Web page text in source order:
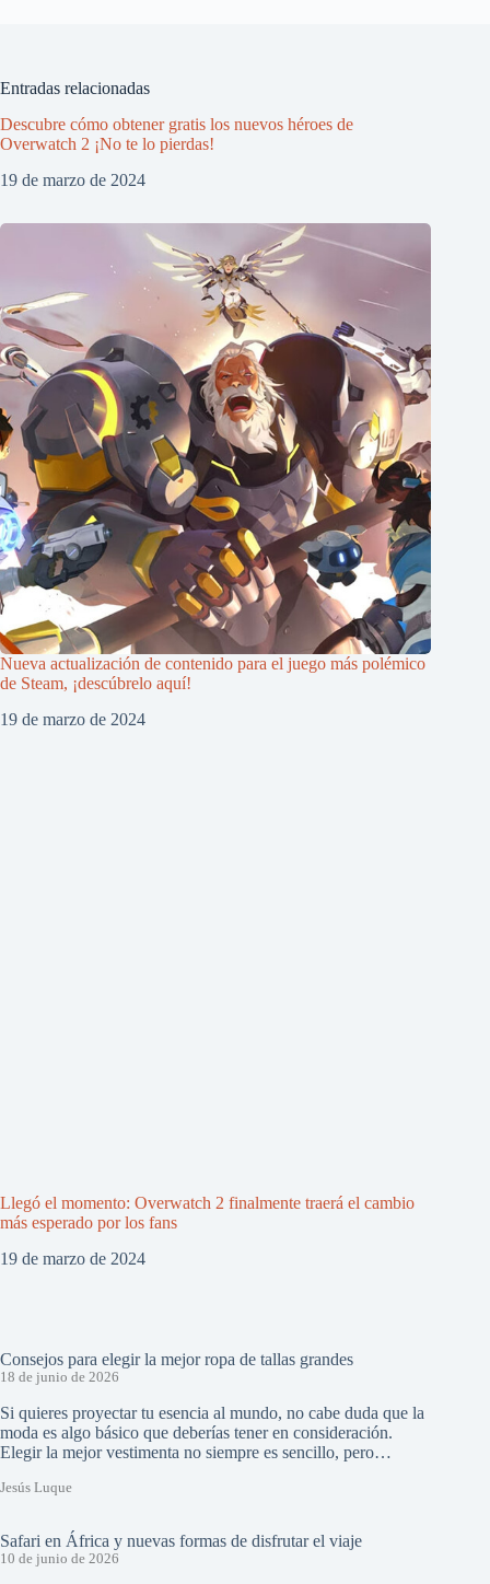
Entradas relacionadas
Descubre cómo obtener gratis los nuevos héroes de
Overwatch 2 ¡No te lo pierdas!
19 de marzo de 2024
Nueva actualización de contenido para el juego más polémico
de Steam, ¡descúbrelo aquí!
19 de marzo de 2024
Llegó el momento: Overwatch 2 finalmente traerá el cambio
más esperado por los fans
19 de marzo de 2024
Consejos para elegir la mejor ropa de tallas grandes
18 de junio de 2026
Si quieres proyectar tu esencia al mundo, no cabe duda que la
moda es algo básico que deberías tener en consideración.
Elegir la mejor vestimenta no siempre es sencillo, pero…
Jesús Luque
Safari en África y nuevas formas de disfrutar el viaje
10 de junio de 2026